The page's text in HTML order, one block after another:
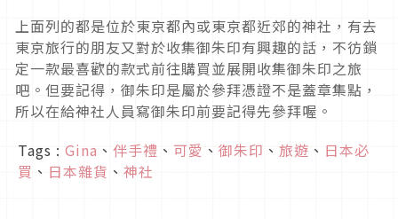
上面列的都是位於東京都內或東京都近郊的神社，有去
東京旅行的朋友又對於收集御朱印有興趣的話，不彷鎖
定一款最喜歡的款式前往購買並展開收集御朱印之旅
吧。但要記得，御朱印是屬於參拜憑證不是蓋章集點，
所以在給神社人員寫御朱印前要記得先參拜喔。
Tags : Gina 、 伴手禮 、 可愛 、 御朱印 、 旅遊 、 日本必
買 、 日本雜貨 、 神社